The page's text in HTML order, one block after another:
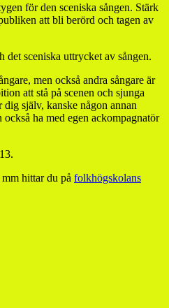
för den sceniska sången. Stärk
att bli berörd och tagen av
det sceniska uttrycket av sången.
men också andra sångare är
att stå på scenen och sjunga
själv, kanske någon annan
ha med egen ackompagnatör
hittar du på folkhögskolans